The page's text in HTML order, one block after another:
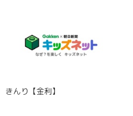
きんり【金利】